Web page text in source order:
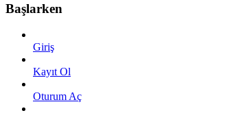
Başlarken
Giriş
Kayıt Ol
Oturum Aç